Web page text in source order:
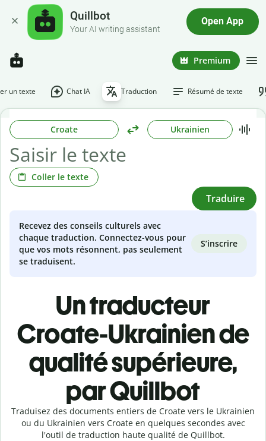
Quillbot
Your AI writing assistant
Open App
Premium
un texte Chat IA Traduction Résumé de texte
Croate Ukrainien
Coller le texte
Traduire
Recevez des conseils culturels avec
chaque traduction. Connectez-vous pour
que vos mots résonnent, pas seulement
se traduisent.
S’inscrire
Un traducteur
Croate-Ukrainien de
qualité supérieure,
par Quillbot
Traduisez des documents entiers de Croate vers le Ukrainien
ou du Ukrainien vers Croate en quelques secondes avec
l'outil de traduction haute qualité de Quillbot.